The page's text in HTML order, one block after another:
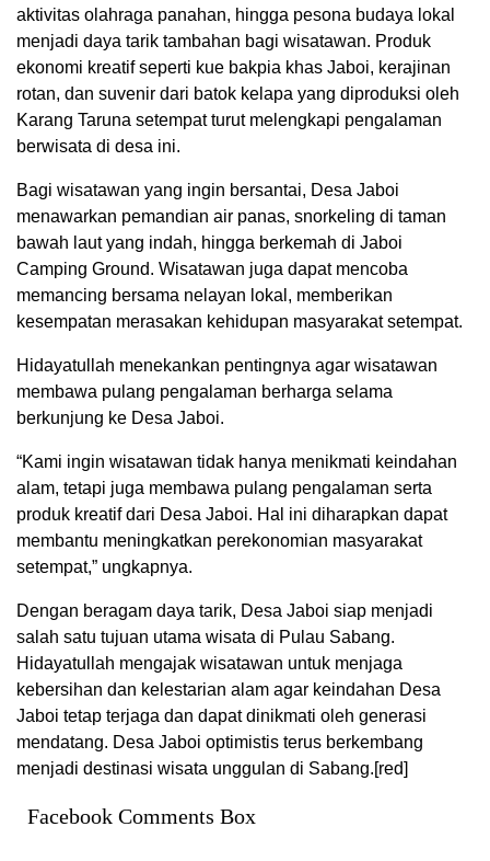
aktivitas olahraga panahan, hingga pesona budaya lokal
menjadi daya tarik tambahan bagi wisatawan. Produk
ekonomi kreatif seperti kue bakpia khas Jaboi, kerajinan
rotan, dan suvenir dari batok kelapa yang diproduksi oleh
Karang Taruna setempat turut melengkapi pengalaman
berwisata di desa ini.
Bagi wisatawan yang ingin bersantai, Desa Jaboi
menawarkan pemandian air panas, snorkeling di taman
bawah laut yang indah, hingga berkemah di Jaboi
Camping Ground. Wisatawan juga dapat mencoba
memancing bersama nelayan lokal, memberikan
kesempatan merasakan kehidupan masyarakat setempat.
Hidayatullah menekankan pentingnya agar wisatawan
membawa pulang pengalaman berharga selama
berkunjung ke Desa Jaboi.
“Kami ingin wisatawan tidak hanya menikmati keindahan
alam, tetapi juga membawa pulang pengalaman serta
produk kreatif dari Desa Jaboi. Hal ini diharapkan dapat
membantu meningkatkan perekonomian masyarakat
setempat,” ungkapnya.
Dengan beragam daya tarik, Desa Jaboi siap menjadi
salah satu tujuan utama wisata di Pulau Sabang.
Hidayatullah mengajak wisatawan untuk menjaga
kebersihan dan kelestarian alam agar keindahan Desa
Jaboi tetap terjaga dan dapat dinikmati oleh generasi
mendatang. Desa Jaboi optimistis terus berkembang
menjadi destinasi wisata unggulan di Sabang.[red]
Facebook Comments Box